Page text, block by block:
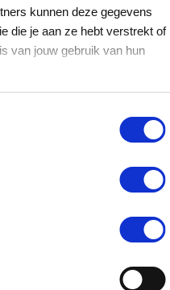
kunnen deze gegevens
die je aan ze hebt verstrekt of
van jouw gebruik van hun
besteden?
VVV
VVV cadeaukaart